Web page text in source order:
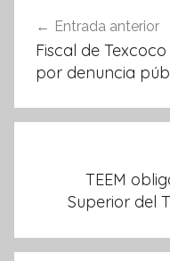
k
de
entradas
Entrada anterior
Fiscal de
por denuncia
TEEM
Superior del